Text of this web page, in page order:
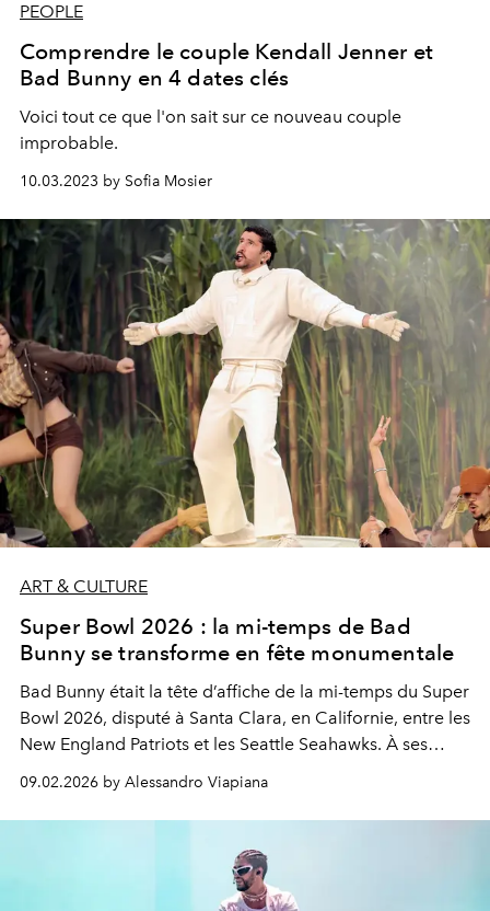
PEOPLE
Comprendre le couple Kendall Jenner et
Bad Bunny en 4 dates clés
Voici tout ce que l'on sait sur ce nouveau couple
improbable.
10.03.2023 by Sofia Mosier
ART & CULTURE
Super Bowl 2026 : la mi-temps de Bad
Bunny se transforme en fête monumentale
Bad Bunny était la tête d’affiche de la mi-temps du Super
Bowl 2026, disputé à Santa Clara, en Californie, entre les
New England Patriots et les Seattle Seahawks. À ses
côtés sur scène : Lady Gaga et Ricky Martin, pour un
spectacle historique, festif et profondément politique.
09.02.2026 by Alessandro Viapiana